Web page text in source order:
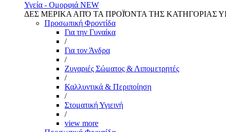
Υγεία - Ομορφιά NEW
ΔΕΣ ΜΕΡΙΚΑ ΑΠΌ ΤΑ ΠΡΟΪΌΝΤΑ ΤΗΣ ΚΑΤΗΓΟΡΙΑΣ
Προσωπική Φροντίδα
Για την Γυναίκα
/
Για τον Άνδρα
/
Ζυγαριές Σώματος & Λιπομετρητές
/
Καλλυντικά & Περιποίηση
/
Στοματική Υγιεινή
/
view more